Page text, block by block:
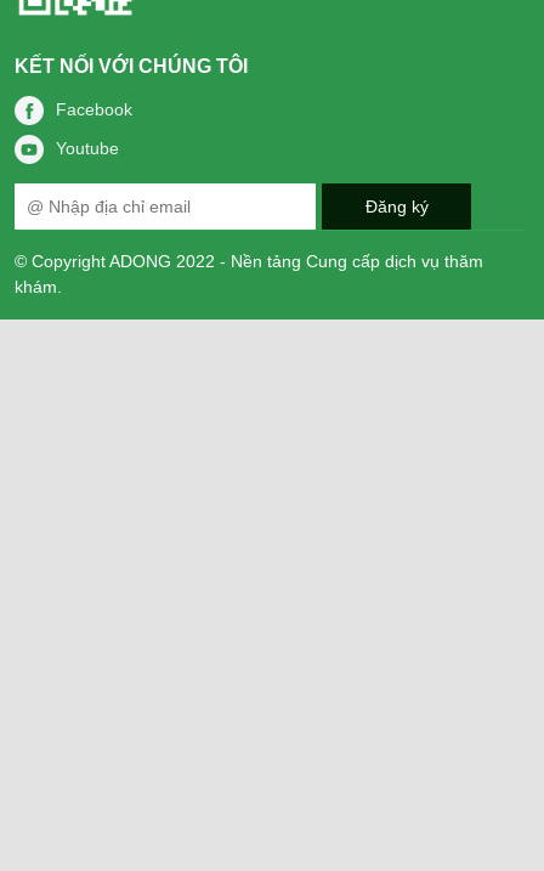
KẾT NỐI VỚI CHÚNG TÔI
Facebook
Youtube
© Copyright ADONG 2022 - Nền tảng Cung cấp dịch vụ thăm
khám.